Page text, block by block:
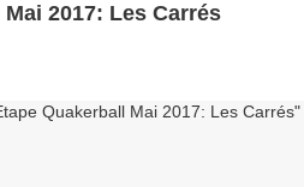
2017: Les Carrés